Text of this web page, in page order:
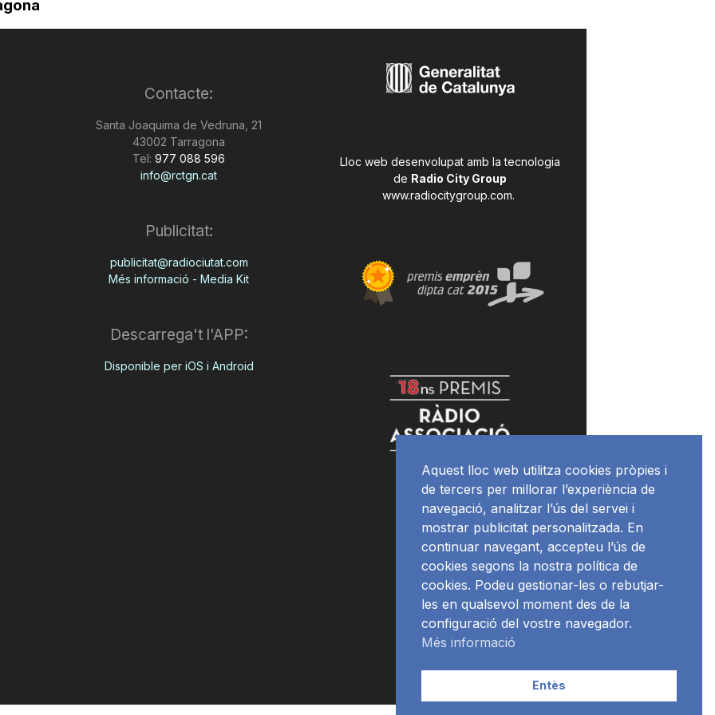
Contacte:
Santa Joaquima de Vedruna, 21
43002 Tarragona
Tel: 977 088 596
info@rctgn.cat
Publicitat:
publicitat@radiociutat.com
Més informació - Media Kit
Descarrega't l'APP:
Disponible per iOS i Android
Lloc web desenvolupat amb la tecnologia
de Radio City Group
www.radiocitygroup.com.
Aquest lloc web utilitza cookies pròpies i
de tercers per millorar l’experiència de
navegació, analitzar l’ús del servei i
mostrar publicitat personalitzada. En
continuar navegant, accepteu l’ús de
cookies segons la nostra política de
cookies. Podeu gestionar-les o rebutjar-
les en qualsevol moment des de la
configuració del vostre navegador.
Més informació
Entès